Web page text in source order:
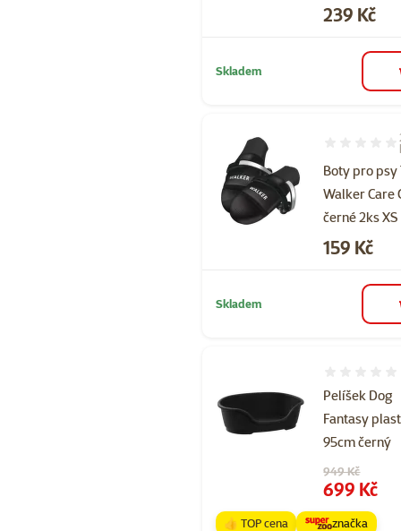
Cena
239 Kč
Skladem
Boty pro psy
Walker Care
černé 2ks XS
Hodnocení
Cena
159 Kč
Skladem
Pelíšek Dog
Fantasy plast
95cm černý
Původní cena
949 Kč
Cena
699 Kč
👍 TOP cena značka